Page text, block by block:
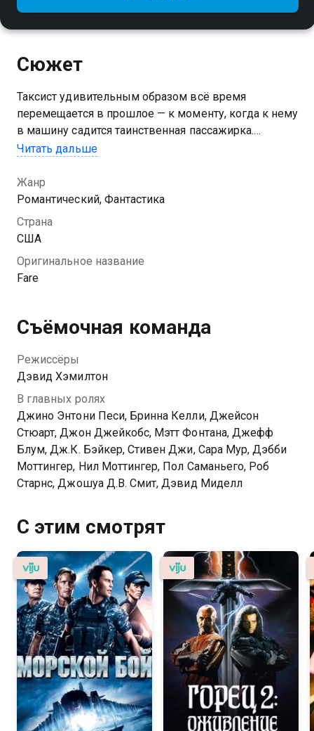
Сюжет
Таксист удивительным образом всё время
перемещается в прошлое — к моменту, когда к нему
в машину садится таинственная пассажирка.
Пространственно-временная ловушка захватывает
Читать дальше
Жанр
Романтический, Фантастика
Страна
США
Оригинальное название
Fare
Съёмочная команда
Режиссёры
Дэвид Хэмилтон
В главных ролях
Джино Энтони Песи, Бринна Келли, Джейсон
Стюарт, Джон Джейкобс, Мэтт Фонтана, Джефф
Блум, Дж.К. Бэйкер, Стивен Джи, Сара Мур, Дэбби
Моттингер, Нил Моттингер, Пол Саманьего, Роб
Старнс, Джошуа Д.В. Смит, Дэвид Миделл
С этим смотрят